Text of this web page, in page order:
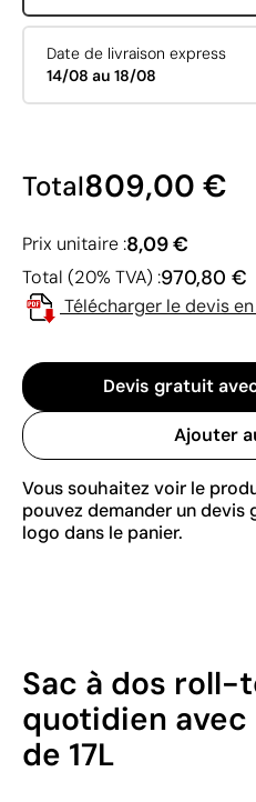
Date de livraison express
14/08 au 18/08
Total809,00 €
Prix unitaire :8,09 €
Total (20% TVA) :970,80 €
Télécharger le devis en
Devis gratuit
Ajouter
Vous souhaitez voir le
pouvez demander un
logo dans le panier.
Sac à dos roll-
quotidien
de 17L